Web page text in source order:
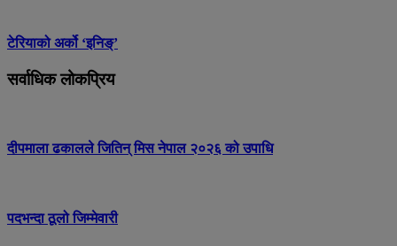
टेरियाको अर्को ‘इनिङ्’
सर्वाधिक लोकप्रिय
दीपमाला ढकालले जितिन् मिस नेपाल २०२६ को उपाधि
पदभन्दा ठूलो जिम्मेवारी